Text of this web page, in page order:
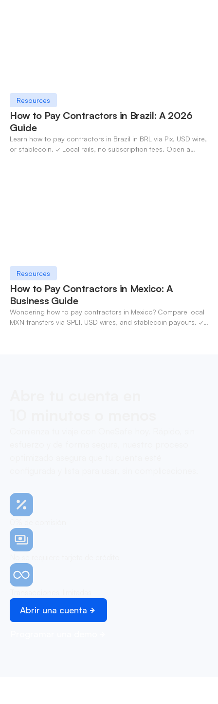
Resources
How to Pay Contractors in Brazil: A 2026
Guide
Learn how to pay contractors in Brazil in BRL via Pix, USD wire,
or stablecoin. ✓ Local rails, no subscription fees. Open a
Resources
How to Pay Contractors in Mexico: A
Business Guide
Wondering how to pay contractors in Mexico? Compare local
MXN transfers via SPEI, USD wires, and stablecoin payouts. ✓
Abrir una cuenta